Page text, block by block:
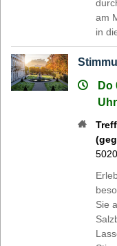
am
in
Do
Uhr
5020
Sie